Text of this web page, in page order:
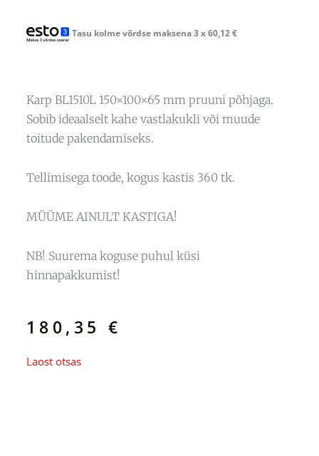
Tasu kolme võrdse maksena 3 x60,12€
Karp BL1510L 150×100×65 mm pruuni põhjaga.
Sobib ideaalselt kahe vastlakukli või muude
toitude pakendamiseks.
Tellimisega toode, kogus kastis 360 tk.
MÜÜME AINULT KASTIGA!
NB! Suurema koguse puhul küsi
hinnapakkumist!
180,35 €
Laost otsas